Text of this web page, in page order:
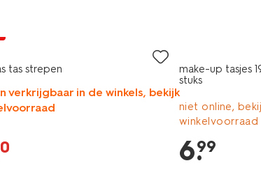
tas strepen
verkrijgbaar in de winkels, bekijk
make-up tasjes
stuks
niet online,
winkelvoorraad
6.
99